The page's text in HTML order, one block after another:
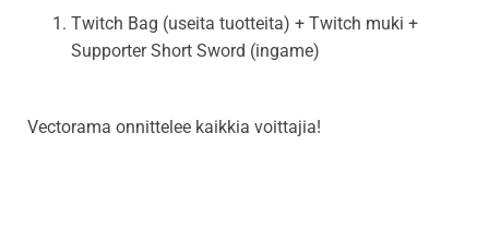
Twitch Bag (useita tuotteita) + Twitch muki +
Supporter Short Sword (ingame)
Vectorama onnittelee kaikkia voittajia!